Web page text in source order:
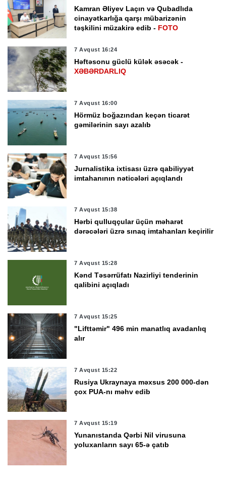
Kamran Əliyev Laçın və Qubadlıda
cinayətkarlığa qarşı mübarizənin
təşkilini müzakirə edib - FOTO
7 Avqust 16:24
Həftəsonu güclü külək əsəcək -
XƏBƏRDARLIQ
7 Avqust 16:00
Hörmüz boğazından keçən ticarət
gəmilərinin sayı azalıb
7 Avqust 15:56
Jurnalistika ixtisası üzrə qabiliyyət
imtahanının nəticələri açıqlandı
7 Avqust 15:38
Hərbi qulluqçular üçün məharət
dərəcələri üzrə sınaq imtahanları keçirilir
7 Avqust 15:28
Kənd Təsərrüfatı Nazirliyi tenderinin
qalibini açıqladı
7 Avqust 15:25
"Lifttəmir" 496 min manatlıq avadanlıq
alır
7 Avqust 15:22
Rusiya Ukraynaya məxsus 200 000-dən
çox PUA-nı məhv edib
7 Avqust 15:19
Yunanıstanda Qərbi Nil virusuna
yoluxanların sayı 65-ə çatıb